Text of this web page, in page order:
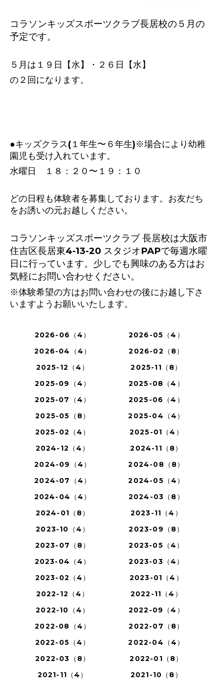
コラソンキッズスポーツクラブ長居校の５ 月の
予定です。
５月は１９日【水】・２６日【水】
の２回になります。
●キッズクラス(１年生〜６年生)※場合により幼稚
園児も受け入れています。
水曜日 １８：２０〜１９：１０
どの日程も体験者を募集しております。お友だち
をお誘いの元お越しください。
コラソンキッズスポーツクラブ 長居校は大阪市
住吉区長居東4-13-20 スタジオPAPで毎週水曜
日に行っています。少しでも興味のある方はお
気軽にお問い合わせください。
※体験希望の方はお問い合わせの後にお越し下さ
いますようお願いいたします。
2026-06（4）
2026-05（4）
2026-04（4）
2026-02（8）
2025-12（4）
2025-11（8）
2025-09（4）
2025-08（4）
2025-07（4）
2025-06（4）
2025-05（8）
2025-04（4）
2025-02（4）
2025-01（4）
2024-12（4）
2024-11（8）
2024-09（4）
2024-08（8）
2024-07（4）
2024-05（4）
2024-04（4）
2024-03（8）
2024-01（8）
2023-11（4）
2023-10（4）
2023-09（8）
2023-07（8）
2023-05（4）
2023-04（4）
2023-03（4）
2023-02（4）
2023-01（4）
2022-12（4）
2022-11（4）
2022-10（4）
2022-09（4）
2022-08（4）
2022-07（8）
2022-05（4）
2022-04（4）
2022-03（8）
2022-01（8）
2021-11（4）
2021-10（8）